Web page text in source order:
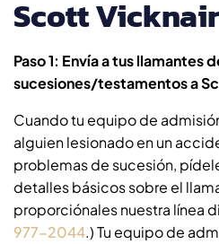
Scott Vicknair
Paso 1: Envía a tus llamantes
sucesiones/testamentos a
Cuando tu equipo de
alguien lesionado en un
problemas de sucesión,
detalles básicos sobre el
proporciónales nuestra línea
977-2044.) Tu equipo de